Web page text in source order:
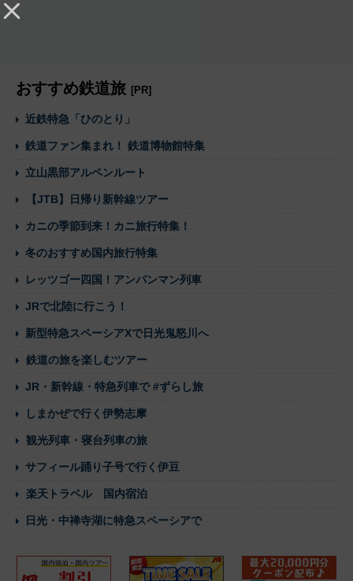
おすすめ鉄道旅 [PR]
近鉄特急「ひのとり」
鉄道ファン集まれ！ 鉄道博物館特集
立山黒部アルペンルート
【JTB】日帰り新幹線ツアー
カニの季節到来！カニ旅行特集！
冬のおすすめ国内旅行特集
レッツゴー四国！アンパンマン列車
JRで北陸に行こう！
新型特急スペーシアXで日光鬼怒川へ
鉄道の旅を楽しむツアー
JR・新幹線・特急列車で #ずらし旅
しまかぜで行く伊勢志摩
観光列車・寝台列車の旅
サフィール踊り子号で行く伊豆
楽天トラベル 国内宿泊
日光・中禅寺湖に特急スペーシアで